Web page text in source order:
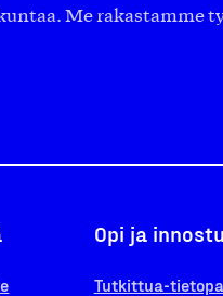
Me rakastamme
Opi ja innostu
Tutkittua-